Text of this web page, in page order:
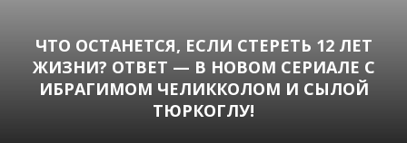
ЧТО ОСТАНЕТСЯ, ЕСЛИ СТЕРЕТЬ 12 ЛЕТ
ЖИЗНИ? ОТВЕТ — В НОВОМ СЕРИАЛЕ С
ИБРАГИМОМ ЧЕЛИККОЛОМ И СЫЛОЙ
ТЮРКОГЛУ!